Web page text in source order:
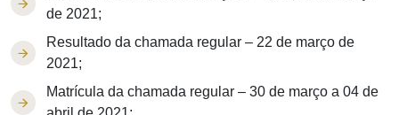
de 2021;
Resultado da chamada regular – 22 de março de
2021;
Matrícula da chamada regular – 30 de março a 04 de